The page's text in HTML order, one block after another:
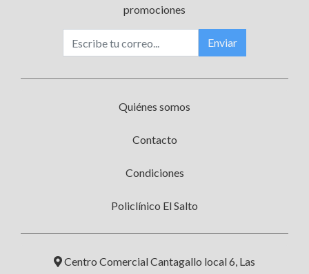
promociones
Enviar
Quiénes somos
Contacto
Condiciones
Policlínico El Salto
Centro Comercial Cantagallo local 6, Las